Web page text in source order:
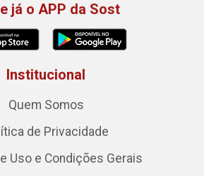
já o APP da Sost
Institucional
Quem Somos
de Privacidade
Uso e Condições Gerais